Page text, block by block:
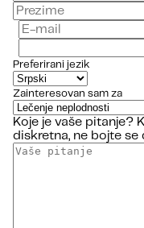
Preferirani jezik
Zainteresovan sam za
Koje je vaše pitanje?
diskretna, ne bojte